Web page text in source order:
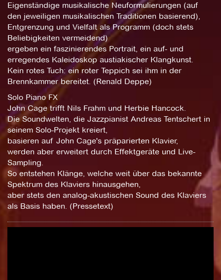
Eigenständige musikalische Neuformulierungen (auf
den jeweiligen musikalischen Traditionen basierend),
Entgrenzung und Vielfalt als Programm (doch stets
Beliebigkeiten vermeidend)
ergeben ein faszinierendes Portrait, ein auf- und
erregendes Kaleidoskop austiakischer Klangkunst.
Kein rotes Tuch: ein roter Teppich sei ihm in der
Brennkammer bereitet. (Renald Deppe)
Solo Piano FX
John Cage trifft Nils Frahm und Herbie Hancock.
Die Soundwelten, die Jazzpianist Andreas Tentschert in
seinem Solo-Projekt kreiert,
basieren auf John Cage's präparierten Klavier,
werden aber erweitert durch Effektgeräte und Live-
Sampling.
So entstehen Klänge, welche weit über das bekannte
Spektrum des Klaviers hinausgehen,
aber stets den analog-akustischen Sound des Klaviers
als Basis haben. (Pressetext)